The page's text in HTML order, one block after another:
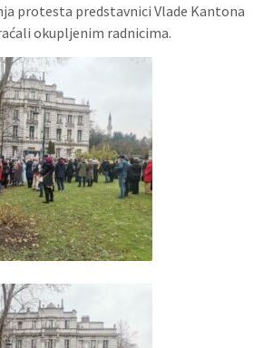
protesta predstavnici Vlade Kantona
okupljenim radnicima.